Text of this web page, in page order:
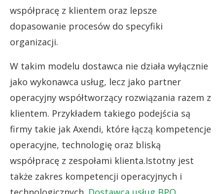
współpracę z klientem oraz lepsze
dopasowanie procesów do specyfiki
organizacji.
W takim modelu dostawca nie działa wyłącznie
jako wykonawca usług, lecz jako partner
operacyjny współtworzący rozwiązania razem z
klientem. Przykładem takiego podejścia są
firmy takie jak Axendi, które łączą kompetencje
operacyjne, technologię oraz bliską
współpracę z zespołami klienta.Istotny jest
także zakres kompetencji operacyjnych i